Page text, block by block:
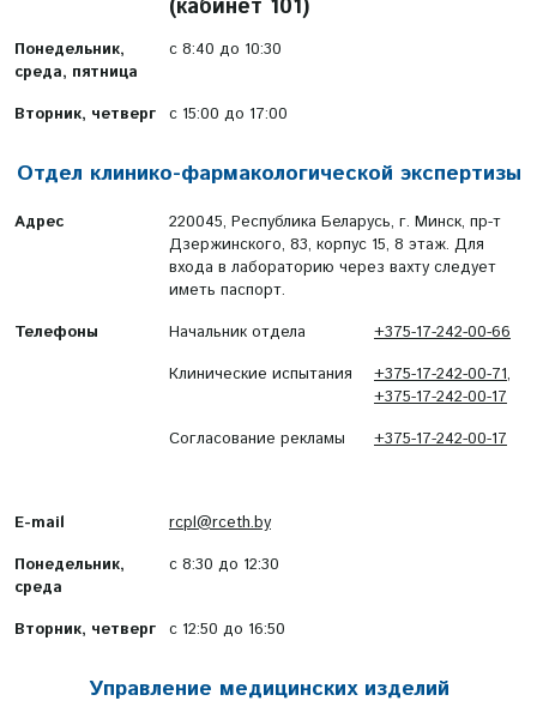
(кабинет 101)
Понедельник,
среда, пятница
с 8:40 до 10:30
Вторник, четверг с 15:00 до 17:00
Отдел клинико-фармакологической экспертизы
Адрес
220045, Республика Беларусь, г. Минск, пр-т
Дзержинского, 83, корпус 15, 8 этаж. Для
входа в лабораторию через вахту следует
иметь паспорт.
Телефоны
Начальник отдела
+375-17-242-00-66
Клинические испытания
+375-17-242-00-71,
+375-17-242-00-17
Согласование рекламы
+375-17-242-00-17
E-mail
rcpl@rceth.by
Понедельник,
среда
с 8:30 до 12:30
Вторник, четверг с 12:50 до 16:50
Управление медицинских изделий